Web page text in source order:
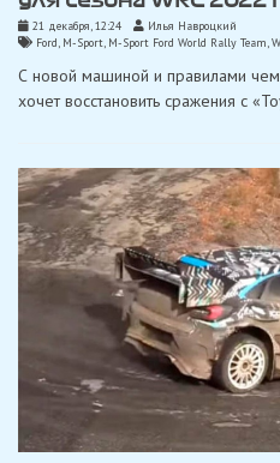
21 декабря, 12:24
Илья Навроцкий
Ford, M-Sport, M-Sport Ford World Rally Team,
С новой машиной и правилами
хочет восстановить сражения с